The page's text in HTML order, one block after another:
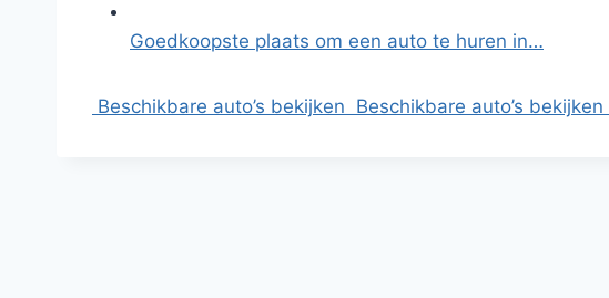
Goedkoopste plaats om een auto te huren in…
Beschikbare auto’s bekijken Beschikbare auto’s bekijken